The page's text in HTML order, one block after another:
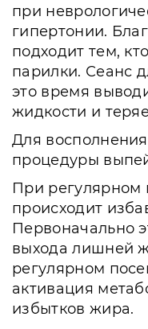
при
гипертонии.
подходит тем,
парилки. Сеанс
это время
жидкости и
Для
процедуры
При
происходит
Первоначально
выхода лишней
регулярном
активация
избытков жира.